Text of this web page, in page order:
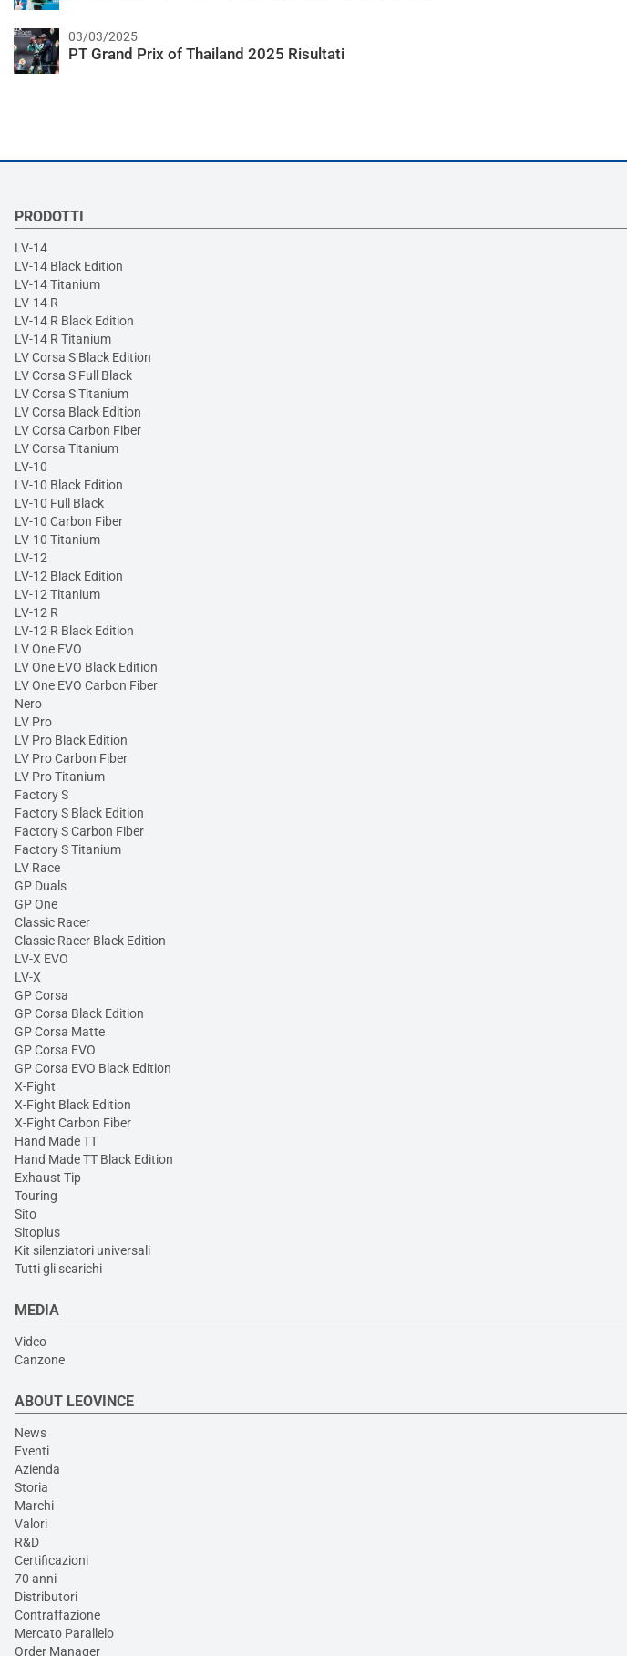
03/03/2025
PT Grand Prix of Thailand 2025 Risultati
PRODOTTI
LV-14
LV-14 Black Edition
LV-14 Titanium
LV-14 R
LV-14 R Black Edition
LV-14 R Titanium
LV Corsa S Black Edition
LV Corsa S Full Black
LV Corsa S Titanium
LV Corsa Black Edition
LV Corsa Carbon Fiber
LV Corsa Titanium
LV-10
LV-10 Black Edition
LV-10 Full Black
LV-10 Carbon Fiber
LV-10 Titanium
LV-12
LV-12 Black Edition
LV-12 Titanium
LV-12 R
LV-12 R Black Edition
LV One EVO
LV One EVO Black Edition
LV One EVO Carbon Fiber
Nero
LV Pro
LV Pro Black Edition
LV Pro Carbon Fiber
LV Pro Titanium
Factory S
Factory S Black Edition
Factory S Carbon Fiber
Factory S Titanium
LV Race
GP Duals
GP One
Classic Racer
Classic Racer Black Edition
LV-X EVO
LV-X
GP Corsa
GP Corsa Black Edition
GP Corsa Matte
GP Corsa EVO
GP Corsa EVO Black Edition
X-Fight
X-Fight Black Edition
X-Fight Carbon Fiber
Hand Made TT
Hand Made TT Black Edition
Exhaust Tip
Touring
Sito
Sitoplus
Kit silenziatori universali
Tutti gli scarichi
MEDIA
Video
Canzone
ABOUT LEOVINCE
News
Eventi
Azienda
Storia
Marchi
Valori
R&D
Certificazioni
70 anni
Distributori
Contraffazione
Mercato Parallelo
Order Manager